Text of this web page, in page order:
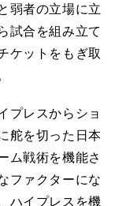
弱者の立場に立
試合を組み立て
ケットをもぎ取
プレスからショ
舵を切った日本
ム戦術を機能さ
ファクターにな
ハイプレスを機